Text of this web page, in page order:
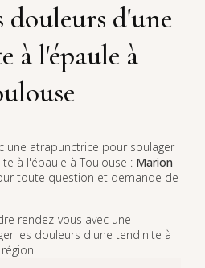
douleurs d'une
à l'épaule à
une atrapunctrice pour soulager
à l'épaule à Toulouse : Marion
toute question et demande de
rendez-vous avec une
les douleurs d'une tendinite à